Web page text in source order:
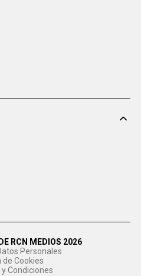
RCN MEDIOS 2026
Personales
de Cookies
Condiciones